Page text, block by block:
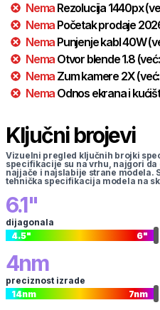
Nema Rezolucija 1440px
Nema Početak prodaje
Nema Punjenje kabl40W
Nema Otvor blende1.8(već:
Nema Zum kamere 2X(već:
Nema Odnos ekrana i
Ključni brojevi
Vizuelni pregled ključnih brojki
specifikacije su na vrhu, najgori da
najjače i najslabije strane modela.
tehnička specifikacija modela na
6.1"
dijagonala
4.5" 6"
4nm
preciznost izrade
14nm 7nm